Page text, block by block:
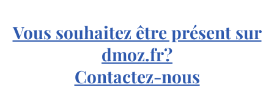
Vous souhaitez être présent sur
dmoz.fr?
Contactez-nous